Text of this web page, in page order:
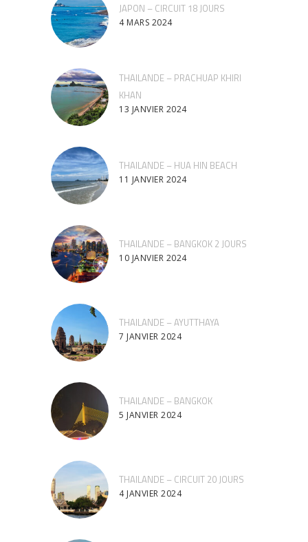
JAPON – CIRCUIT 18 JOURS
4 MARS 2024
THAILANDE – PRACHUAP KHIRI
KHAN
13 JANVIER 2024
THAILANDE – HUA HIN BEACH
11 JANVIER 2024
THAILANDE – BANGKOK 2 JOURS
10 JANVIER 2024
THAILANDE – AYUTTHAYA
7 JANVIER 2024
THAILANDE – BANGKOK
5 JANVIER 2024
THAILANDE – CIRCUIT 20 JOURS
4 JANVIER 2024